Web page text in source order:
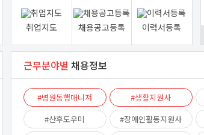
취업지도 채용공고등록 이력서등록
근무분야별 채용정보
병원동행매니저 생활지원사
산후도우미
장애인활동지원사